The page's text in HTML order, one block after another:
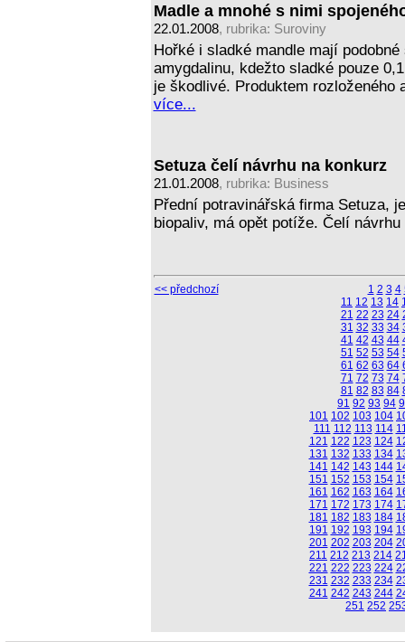
Madle a mnohé s nimi
22.01.2008, rubrika: Suroviny
Hořké i sladké mandle mají
amygdalinu, kdežto sladké pouze
je škodlivé. Produktem rozloženého
více...
Setuza čelí návrhu na konkurz
21.01.2008, rubrika: Business
Přední potravinářská firma Setuza,
biopaliv, má opět potíže. Čelí
<< předchozí 1 2 3 4
11 12 13 14
21 22 23 24
31 32 33 34
41 42 43 44
51 52 53 54
61 62 63 64
71 72 73 74
81 82 83 84
91 92 93 94
101 102 103 104
111 112 113 114
121 122 123 124
131 132 133 134
141 142 143 144
151 152 153 154
161 162 163 164
171 172 173 174
181 182 183 184
191 192 193 194
201 202 203 204
211 212 213 214
221 222 223 224
231 232 233 234
241 242 243 244
251 252